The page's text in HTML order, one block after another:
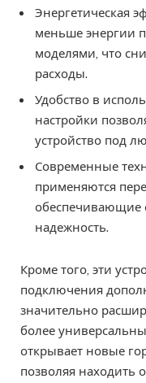
Энергетическая
меньше энергии
моделями, что
расходы.
Удобство в
настройки
устройство под
Современные
применяются
обеспечивающие
надежность.
Кроме того, эти
подключения
значительно
более
открывает новые
позволяя находить